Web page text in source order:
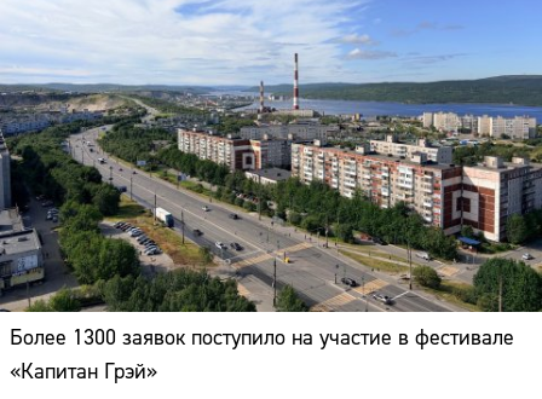
Более 1300 заявок поступило на участие в фестивале
«Капитан Грэй»
Адрес:
Телефон: